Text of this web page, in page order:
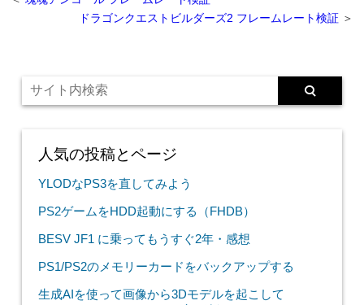
ドラゴンクエストビルダーズ2 フレームレート検証 ＞
人気の投稿とページ
YLODなPS3を直してみよう
PS2ゲームをHDD起動にする（FHDB）
BESV JF1 に乗ってもうすぐ2年・感想
PS1/PS2のメモリーカードをバックアップする
生成AIを使って画像から3Dモデルを起こして